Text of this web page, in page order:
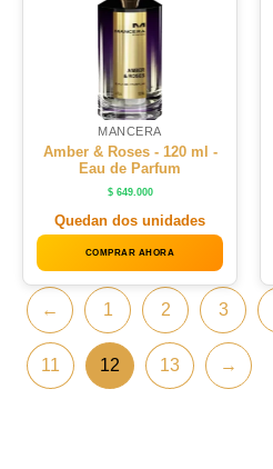
MANCERA
Amber & Roses - 120 ml -
Eau de Parfum
$649.000
Quedan dos unidades
COMPRAR AHORA
← 1 2 3
11 12 13 →